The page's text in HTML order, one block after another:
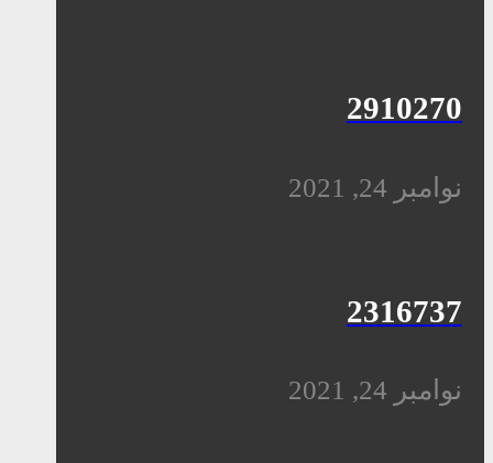
2910270
نوامبر 24, 2021
2316737
نوامبر 24, 2021